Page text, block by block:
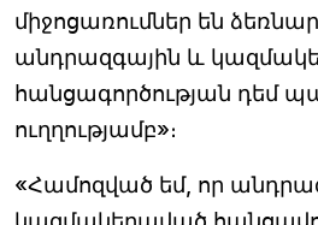
միջոցառումներ են
անդրազգային և
հանցագործության դեմ
ուղղությամբ»։
«Համոզված եմ, որ